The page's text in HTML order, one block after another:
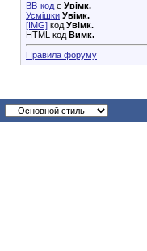
BB-код є Увімк.
Усмішки Увімк.
[IMG] код Увімк.
HTML код Вимк.
Правила форуму